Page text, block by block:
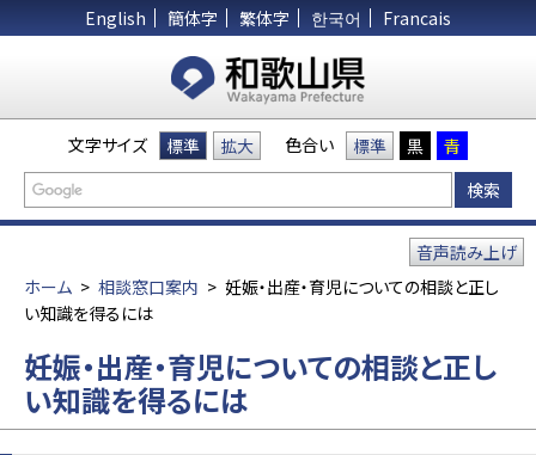
English 簡体字 繁体字 한국어 Francais
文字サイズ 標準 拡大 色合い 標準 黒 青
ホーム > 相談窓口案内 > 妊娠・出産・育児についての相談と正し
い知識を得るには
音声読み上げ
妊娠・出産・育児についての相談と正し
い知識を得るには